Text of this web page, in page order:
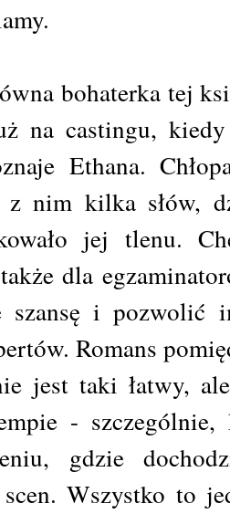
bohaterka tej
na castingu,
Ethana.
z nim kilka słów,
jej tlenu.
dla
szansę i pozwolić
Romans
jest taki łatwy,
-
gdzie
scen. Wszystko to